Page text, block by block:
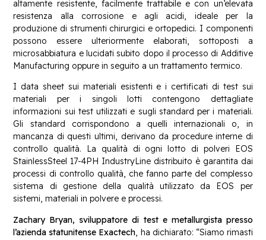
altamente resistente, facilmente trattabile e con un’elevata
resistenza alla corrosione e agli acidi, ideale per la
produzione di strumenti chirurgici e ortopedici. I componenti
possono essere ulteriormente elaborati, sottoposti a
microsabbiatura e lucidati subito dopo il processo di Additive
Manufacturing oppure in seguito a un trattamento termico.
I data sheet sui materiali esistenti e i certificati di test sui
materiali per i singoli lotti contengono dettagliate
informazioni sui test utilizzati e sugli standard per i materiali.
Gli standard corrispondono a quelli internazionali o, in
mancanza di questi ultimi, derivano da procedure interne di
controllo qualità. La qualità di ogni lotto di polveri EOS
StainlessSteel 17-4PH IndustryLine distribuito è garantita dai
processi di controllo qualità, che fanno parte del complesso
sistema di gestione della qualità utilizzato da EOS per
sistemi, materiali in polvere e processi.
Zachary Bryan, sviluppatore di test e metallurgista presso
l’azienda statunitense Exactech, ha dichiarato: “Siamo rimasti